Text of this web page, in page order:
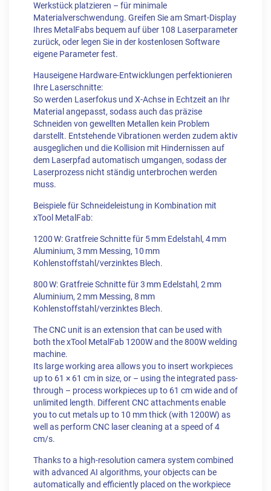
Werkstück platzieren – für minimale
Materialverschwendung. Greifen Sie am Smart-Display
Ihres MetalFabs bequem auf über 108 Laserparameter
zurück, oder legen Sie in der kostenlosen Software
eigene Parameter fest.
Hauseigene Hardware-Entwicklungen perfektionieren
Ihre Laserschnitte:
So werden Laserfokus und X-Achse in Echtzeit an Ihr
Material angepasst, sodass auch das präzise
Schneiden von gewellten Metallen kein Problem
darstellt. Entstehende Vibrationen werden zudem aktiv
ausgeglichen und die Kollision mit Hindernissen auf
dem Laserpfad automatisch umgangen, sodass der
Laserprozess nicht ständig unterbrochen werden
muss.
Beispiele für Schneideleistung in Kombination mit
xTool MetalFab:
1200 W: Gratfreie Schnitte für 5 mm Edelstahl, 4 mm
Aluminium, 3 mm Messing, 10 mm
Kohlenstoffstahl/verzinktes Blech.
800 W: Gratfreie Schnitte für 3 mm Edelstahl, 2 mm
Aluminium, 2 mm Messing, 8 mm
Kohlenstoffstahl/verzinktes Blech.
The CNC unit is an extension that can be used with
both the xTool MetalFab 1200W and the 800W welding
machine.
Its large working area allows you to insert workpieces
up to 61 × 61 cm in size, or – using the integrated pass-
through – process workpieces up to 61 cm wide and of
unlimited length. Different CNC attachments enable
you to cut metals up to 10 mm thick (with 1200W) as
well as perform CNC laser cleaning at a speed of 4
cm/s.
Thanks to a high-resolution camera system combined
with advanced AI algorithms, your objects can be
automatically and efficiently placed on the workpiece